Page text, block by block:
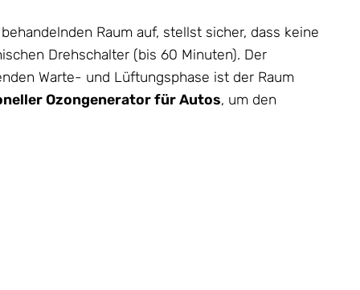
Raum auf, stellst sicher, dass keine
Drehschalter (bis 60 Minuten). Der
Warte- und Lüftungsphase ist der Raum
Ozongenerator für Autos, um den